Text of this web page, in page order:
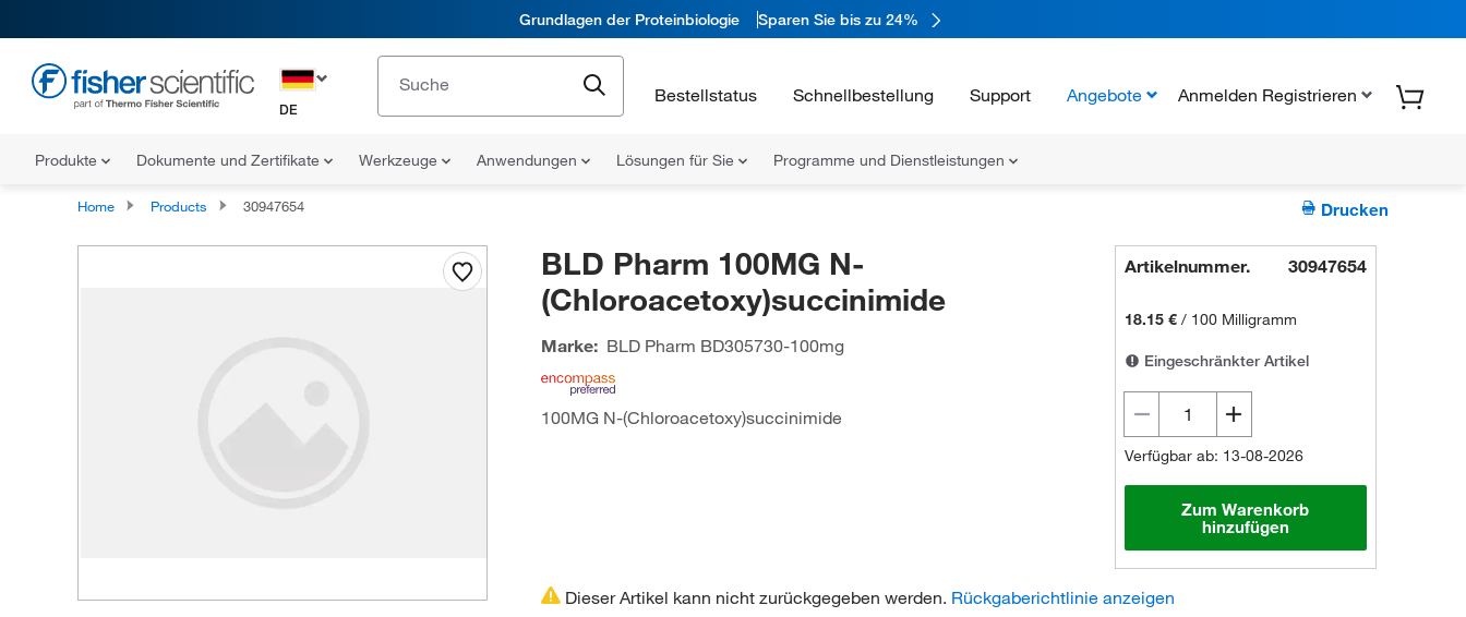
Grundlagen der Proteinbiologie Sparen Sie bis zu 24%
DE
Bestellstatus Schnellbestellung Support Angebote Anmelden Registrieren
Produkte Dokumente und Zertifikate Werkzeuge Anwendungen Lösungen für Sie Programme und Dienstleistungen
Home Products 30947654 Drucken
BLD Pharm 100MG N-
(Chloroacetoxy)succinimide
Marke: BLD Pharm BD305730-100mg
100MG N-(Chloroacetoxy)succinimide
Artikelnummer. 30947654
18.15 € / 100 Milligramm
Eingeschränkter Artikel
Verfügbar ab: 13-08-2026
Zum Warenkorb
hinzufügen
Dieser Artikel kann nicht zurückgegeben werden. Rückgaberichtlinie anzeigen